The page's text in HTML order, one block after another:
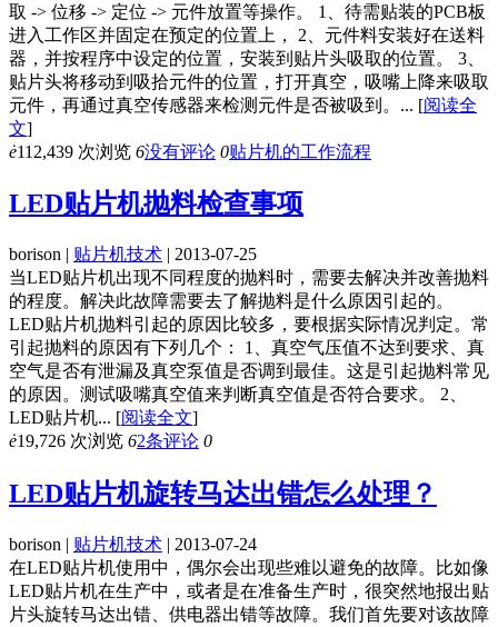
取 -> 位移 -> 定位 -> 元件放置等操作。 1、待需贴装的PCB板
进入工作区并固定在预定的位置上， 2、元件料安装好在送料
器，并按程序中设定的位置，安装到贴片头吸取的位置。 3、
贴片头将移动到吸拾元件的位置，打开真空，吸嘴上降来吸取
元件，再通过真空传感器来检测元件是否被吸到。... [阅读全
文]
ė112,439 次浏览 6没有评论 0贴片机的工作流程
LED贴片机抛料检查事项
borison | 贴片机技术 | 2013-07-25
当LED贴片机出现不同程度的抛料时，需要去解决并改善抛料
的程度。解决此故障需要去了解抛料是什么原因引起的。
LED贴片机抛料引起的原因比较多，要根据实际情况判定。常
引起抛料的原因有下列几个： 1、真空气压值不达到要求、真
空气是否有泄漏及真空泵值是否调到最佳。这是引起抛料常见
的原因。测试吸嘴真空值来判断真空值是否符合要求。 2、
LED贴片机... [阅读全文]
ė19,726 次浏览 62条评论 0
LED贴片机旋转马达出错怎么处理？
borison | 贴片机技术 | 2013-07-24
在LED贴片机使用中，偶尔会出现些难以避免的故障。比如像
LED贴片机在生产中，或者是在准备生产时，很突然地报出贴
片头旋转马达出错、供电器出错等故障。我们首先要对该故障